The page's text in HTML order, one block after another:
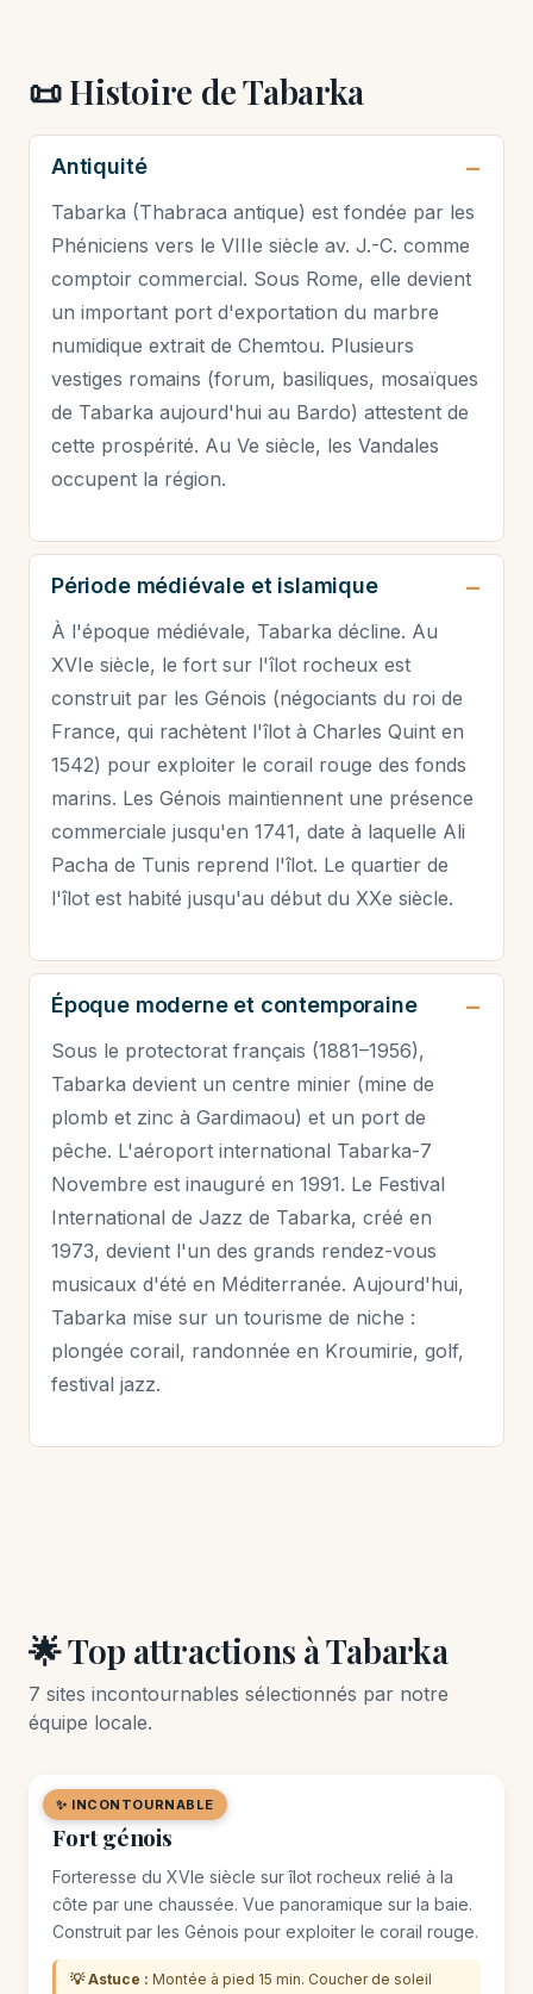
📜 Histoire de Tabarka
Antiquité
Tabarka (Thabraca antique) est fondée par les
Phéniciens vers le VIIIe siècle av. J.-C. comme
comptoir commercial. Sous Rome, elle devient
un important port d'exportation du marbre
numidique extrait de Chemtou. Plusieurs
vestiges romains (forum, basiliques, mosaïques
de Tabarka aujourd'hui au Bardo) attestent de
cette prospérité. Au Ve siècle, les Vandales
occupent la région.
Période médiévale et islamique
À l'époque médiévale, Tabarka décline. Au
XVIe siècle, le fort sur l'îlot rocheux est
construit par les Génois (négociants du roi de
France, qui rachètent l'îlot à Charles Quint en
1542) pour exploiter le corail rouge des fonds
marins. Les Génois maintiennent une présence
commerciale jusqu'en 1741, date à laquelle Ali
Pacha de Tunis reprend l'îlot. Le quartier de
l'îlot est habité jusqu'au début du XXe siècle.
Époque moderne et contemporaine
Sous le protectorat français (1881–1956),
Tabarka devient un centre minier (mine de
plomb et zinc à Gardimaou) et un port de
pêche. L'aéroport international Tabarka-7
Novembre est inauguré en 1991. Le Festival
International de Jazz de Tabarka, créé en
1973, devient l'un des grands rendez-vous
musicaux d'été en Méditerranée. Aujourd'hui,
Tabarka mise sur un tourisme de niche :
plongée corail, randonnée en Kroumirie, golf,
festival jazz.
🌟 Top attractions à Tabarka
7 sites incontournables sélectionnés par notre
équipe locale.
✨ INCONTOURNABLE
🏛️ MONUMENT
Fort génois
Forteresse du XVIe siècle sur îlot rocheux relié à la
côte par une chaussée. Vue panoramique sur la baie.
Construit par les Génois pour exploiter le corail rouge.
💡 Astuce : Montée à pied 15 min. Coucher de soleil